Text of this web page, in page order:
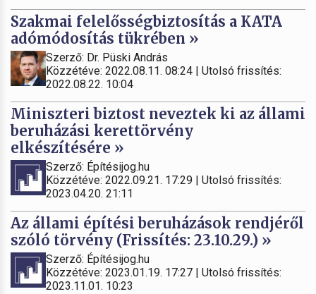
Szakmai felelősségbiztosítás a KATA
adómódosítás tükrében »
Szerző: Dr. Püski András
Közzétéve: 2022.08.11. 08:24 | Utolsó frissítés:
2022.08.22. 10:04
Miniszteri biztost neveztek ki az állami
beruházási kerettörvény
elkészítésére »
Szerző: Építésijog.hu
Közzétéve: 2022.09.21. 17:29 | Utolsó frissítés:
2023.04.20. 21:11
Az állami építési beruházások rendjéről
szóló törvény (Frissítés: 23.10.29.) »
Szerző: Építésijog.hu
Közzétéve: 2023.01.19. 17:27 | Utolsó frissítés:
2023.11.01. 10:23